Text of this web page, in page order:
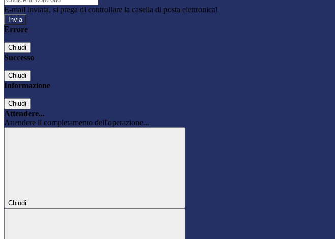
E-mail inviata, si prega di controllare la casella di posta elettronica!
Errore
Chiudi
Successo
Chiudi
Informazione
Chiudi
Attendere...
Attendere il completamento dell'operazione...
Chiudi